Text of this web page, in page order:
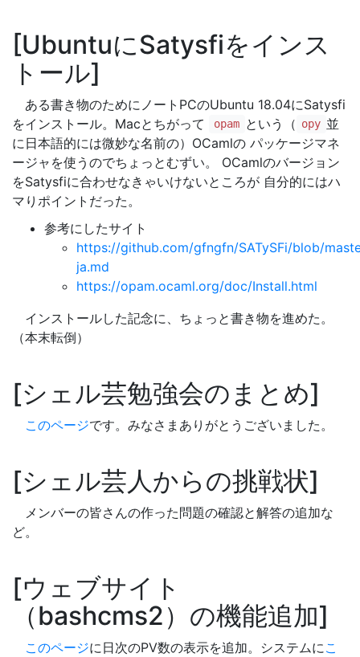
UbuntuにSatysfiをインス
トール
ある書き物のためにノートPCのUbuntu 18.04にSatysfi
をインストール。Macとちがって
opam という（ opy 並
に日本語的には微妙な名前の）OCamlの パッケージマネ
ージャを使うのでちょっとむずい。 OCamlのバージョン
をSatysfiに合わせなきゃいけないところが 自分的にはハ
マりポイントだった。
参考にしたサイト
https://github.com/gfngfn/SATySFi/blob/
ja.md
https://opam.ocaml.org/doc/Install.html
インストールした記念に、ちょっと書き物を進めた。
（本末転倒）
シェル芸勉強会のまとめ
このページです。みなさまありがとうございました。
シェル芸人からの挑戦状
メンバーの皆さんの作った問題の確認と解答の追加な
ど。
ウェブサイト
（bashcms2）の機能追加
このページに日次のPV数の表示を追加。システムに こ